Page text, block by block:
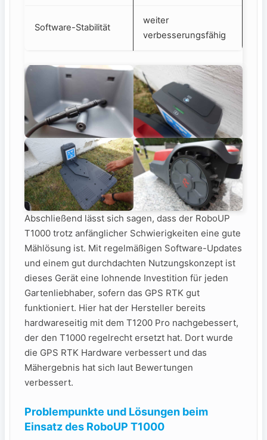
Software-Stabilität
weiter
verbesserungsfähig
Abschließend lässt sich sagen, dass der RoboUP
T1000 trotz anfänglicher Schwierigkeiten‍ eine gute
Mählösung ist. Mit regelmäßigen ‍Software-Updates
und⁤ einem gut durchdachten Nutzungskonzept ist
dieses Gerät eine lohnende Investition⁢ für jeden
Gartenliebhaber, sofern das GPS RTK gut
funktioniert. Hier hat der Hersteller bereits
hardwareseitig mit dem T1200 Pro nachgebessert,
der den T1000 regelrecht ersetzt hat. Dort wurde
die GPS RTK Hardware verbessert und das
Mähergebnis hat sich laut Bewertungen
verbessert.
Problempunkte und Lösungen​ beim
Einsatz des RoboUP ⁤T1000